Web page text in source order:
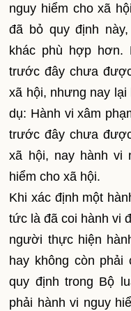
nguy hiểm cho xã
đã bỏ quy định
khác phù hợp hơn.
trước đây chưa
xã hội, nhưng nay
dụ: Hành vi xâm
trước đây chưa
xã hội, nay hành vi
hiểm cho xã hội.
Khi xác định một
tức là đã coi hành vi
người thực hiện
hay không còn
quy định trong Bộ
phải hành vi nguy